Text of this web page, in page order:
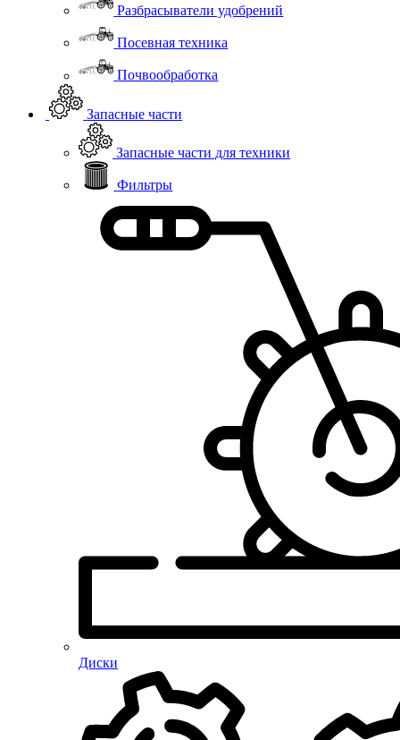
Разбрасыватели удобрений
Посевная техника
Почвообработка
Запасные части
Запасные части для техники
Фильтры
Диски